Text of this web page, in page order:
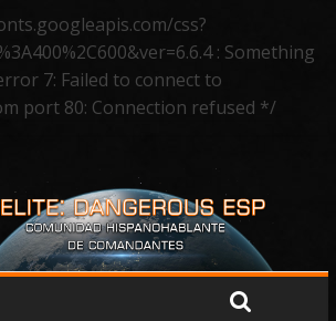
css?
: Something
7: Failed to connect to
port 80: Connection refused */